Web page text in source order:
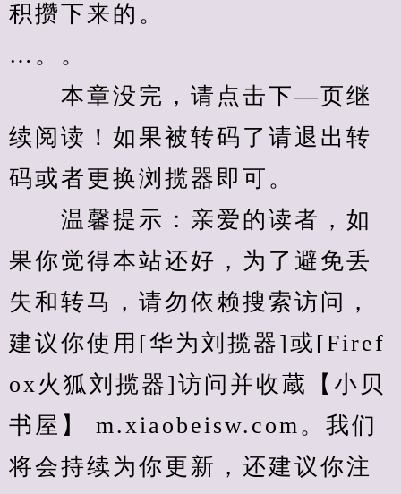
积攒下来的。
…。。
本章没完，请点击下—页继
续阅读！如果被转码了请退出转
码或者更换浏揽器即可。
温馨提示：亲爱的读者，如
果你觉得本站还好，为了避免丢
失和转马，请勿依赖搜索访问，
建议你使用[华为刘揽器]或[Firef
ox火狐刘揽器]访问并收蔵【小贝
书屋】 m.xiaobeisw.com。我们
将会持续为你更新，还建议你注